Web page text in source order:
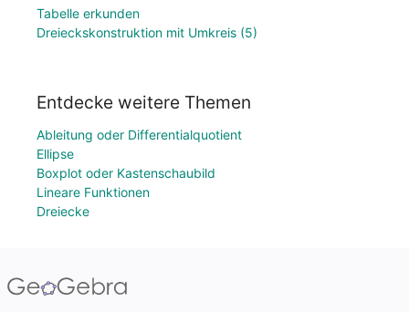
Tabelle erkunden
Dreieckskonstruktion mit Umkreis (5)
Entdecke weitere Themen
Ableitung oder Differentialquotient
Ellipse
Boxplot oder Kastenschaubild
Lineare Funktionen
Dreiecke